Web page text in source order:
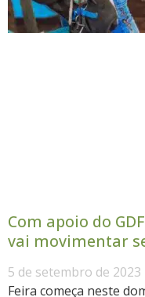
Com apoio do
vai movimentar
5 de setembro de 2023
Feira começa neste